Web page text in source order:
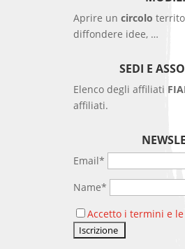
Aprire un circolo
diffondere idee, …
SEDI E
Elenco degli affiliati
affiliati.
Email*
Name*
Accetto i termini e